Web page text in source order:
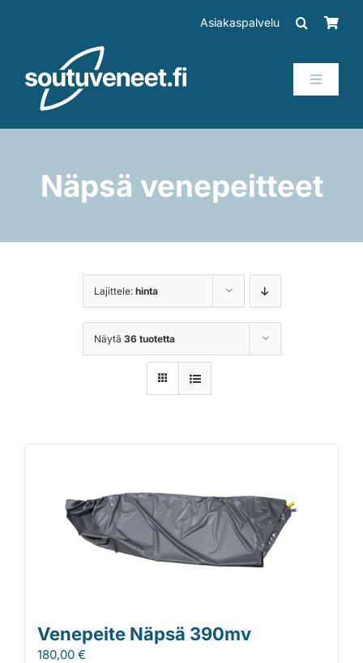
Asiakaspalvelu
Toggle
Perämoottorit
Rahoitus
Asiakaskokemuksia
Näpsä venepeitteet
Lajittele: hinta
Näytä 36 tuotetta
Venepeite Näpsä 390mv
180,00 €